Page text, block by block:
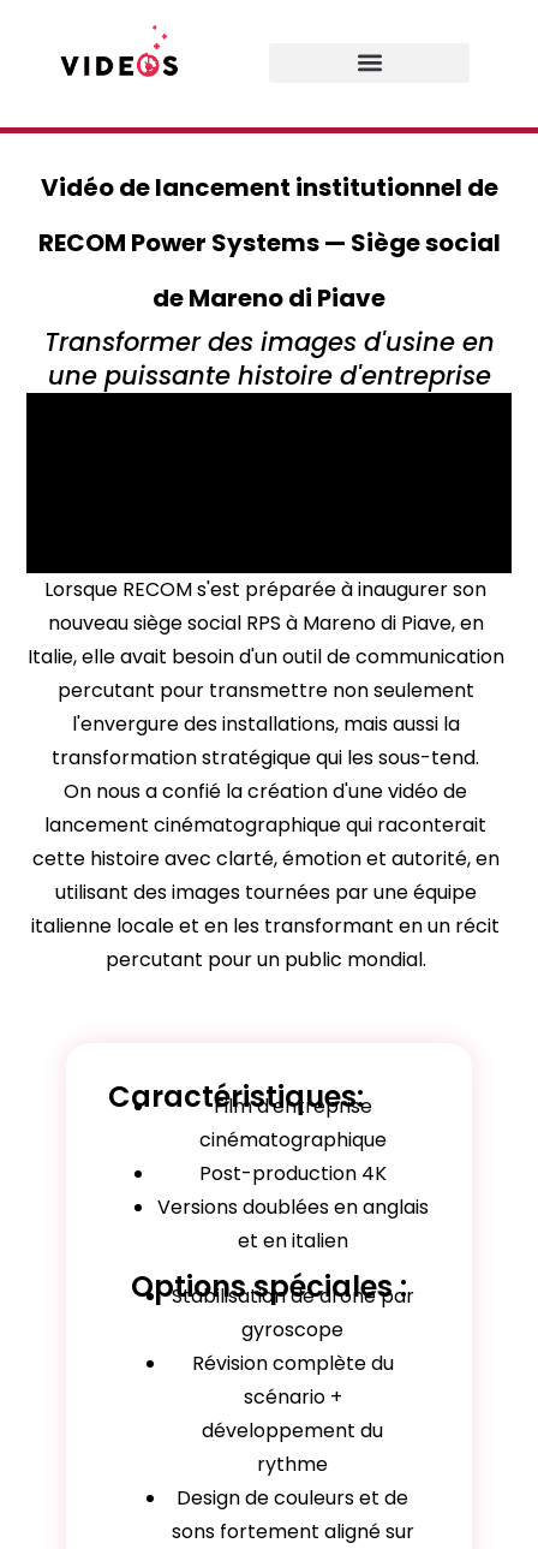
Vidéo de lancement institutionnel de
RECOM Power Systems — Siège social
de Mareno di Piave
Transformer des images d'usine en
une puissante histoire d'entreprise
Lorsque RECOM s'est préparée à inaugurer son
nouveau siège social RPS à Mareno di Piave, en
Italie, elle avait besoin d'un outil de communication
percutant pour transmettre non seulement
l'envergure des installations, mais aussi la
transformation stratégique qui les sous-tend.
On nous a confié la création d'une vidéo de
lancement cinématographique qui raconterait
cette histoire avec clarté, émotion et autorité, en
utilisant des images tournées par une équipe
italienne locale et en les transformant en un récit
percutant pour un public mondial.
Caractéristiques:
Film d'entreprise
cinématographique
Post-production 4K
Versions doublées en anglais
et en italien
Options spéciales :
Stabilisation de drone par
gyroscope
Révision complète du
scénario +
développement du
rythme
Design de couleurs et de
sons fortement aligné sur